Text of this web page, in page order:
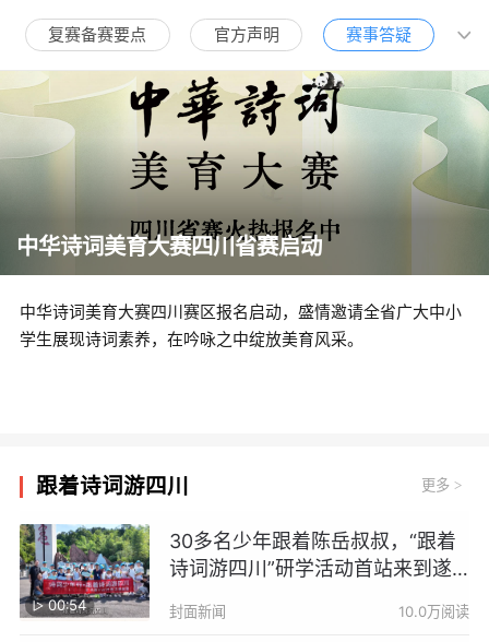
中华诗词美育大赛四川省赛启动
中华诗词美育大赛四川赛区报名启动，盛情邀请全省广大中小
学生展现诗词素养，在吟咏之中绽放美育风采。
复赛备赛要点 官方声明 赛事答疑
跟着诗词游四川 更多 >
00:54
30多名少年跟着陈岳叔叔，“跟着
诗词游四川”研学活动首站来到遂
封面新闻 10.0万阅读